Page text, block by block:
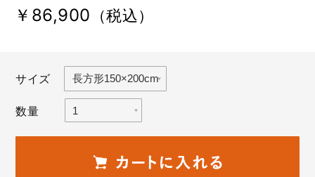
￥86,900 （税込）
サイズ
数量